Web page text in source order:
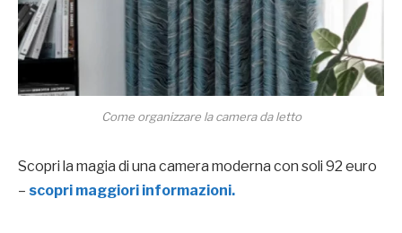
Come organizzare la camera da letto
Scopri la magia di una camera moderna con soli 92 euro
– scopri maggiori informazioni.